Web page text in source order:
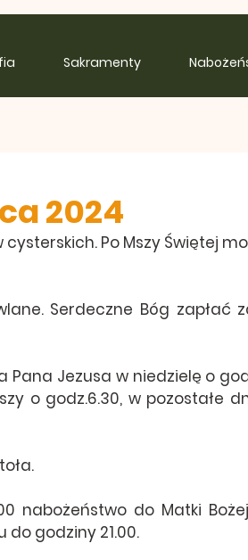
Sakramenty
2024
Po Mszy Świętej
Serdeczne Bóg zapłać
Jezusa w niedzielę o
o godz.6.30, w pozostałe
nabożeństwo do Matki
godziny 21.00.